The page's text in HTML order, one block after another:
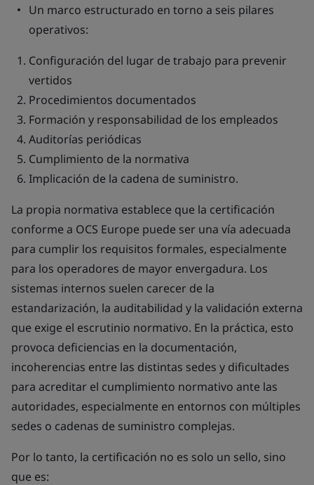
Un marco estructurado en torno a seis pilares
operativos:
Configuración del lugar de trabajo para prevenir
vertidos
Procedimientos documentados
Formación y responsabilidad de los empleados
Auditorías periódicas
Cumplimiento de la normativa
Implicación de la cadena de suministro.
La propia normativa establece que la certificación
conforme a OCS Europe puede ser una vía adecuada
para cumplir los requisitos formales, especialmente
para los operadores de mayor envergadura. Los
sistemas internos suelen carecer de la
estandarización, la auditabilidad y la validación externa
que exige el escrutinio normativo. En la práctica, esto
provoca deficiencias en la documentación,
incoherencias entre las distintas sedes y dificultades
para acreditar el cumplimiento normativo ante las
autoridades, especialmente en entornos con múltiples
sedes o cadenas de suministro complejas.
Por lo tanto, la certificación no es solo un sello, sino
que es: